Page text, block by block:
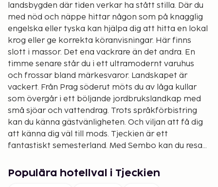
landsbygden där tiden verkar ha stått stilla. Där du
med nöd och näppe hittar någon som på knagglig
engelska eller tyska kan hjälpa dig att hitta en lokal
krog eller ge korrekta köranvisningar. Här finns
slott i massor. Det ena vackrare än det andra. En
timme senare står du i ett ultramodernt varuhus
och frossar bland märkesvaror. Landskapet är
vackert. Från Prag söderut möts du av låga kullar
som övergår i ett böljande jordbrukslandkap med
små sjöar och vattendrag. Trots språkförbistring
kan du känna gästvänligheten. Och viljan att få dig
att känna dig väl till mods. Tjeckien är ett
fantastiskt semesterland. Med Sembo kan du resa
urval av kvalitetsäkrade boenden allt från
pensionat, lägenheter till flotta förstaklasshotell.
Populära hotellval i Tjeckien